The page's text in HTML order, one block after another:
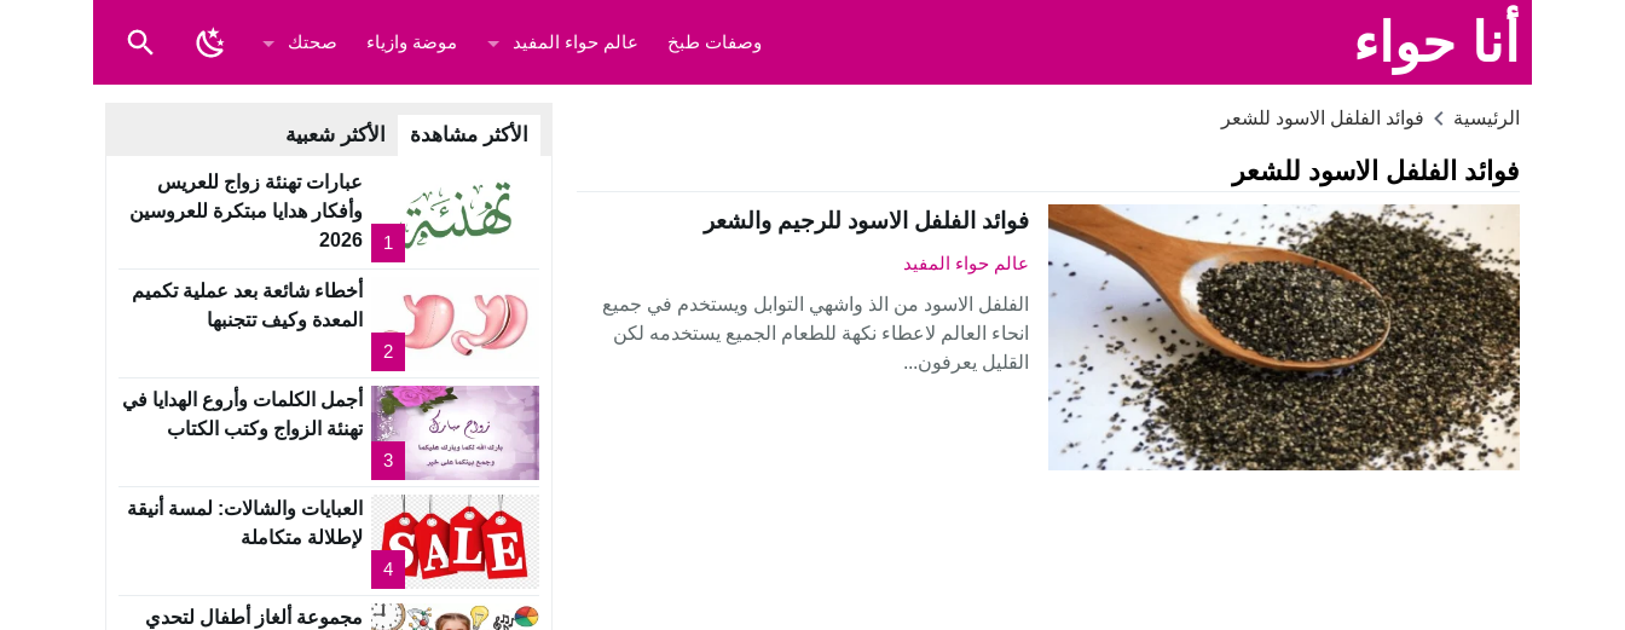
أنا حواء وصفات طبخ عالم حواء المفيد موضة وازياء صحتك
الرئيسية فوائد الفلفل الاسود للشعر
فوائد الفلفل الاسود للشعر
فوائد الفلفل الاسود للرجيم والشعر
عالم حواء المفيد
الفلفل الاسود من الذ واشهي التوابل ويستخدم في جميع
انحاء العالم لاعطاء نكهة للطعام الجميع يستخدمه لكن
القليل يعرفون...
الأكثر مشاهدة الأكثر شعبية
1
عبارات تهنئة زواج للعريس
وأفكار هدايا مبتكرة للعروسين
2026
2
أخطاء شائعة بعد عملية تكميم
المعدة وكيف تتجنبها
3
أجمل الكلمات وأروع الهدايا في
تهنئة الزواج وكتب الكتاب
4
العبايات والشالات: لمسة أنيقة
لإطلالة متكاملة
مجموعة ألغاز أطفال لتحدي